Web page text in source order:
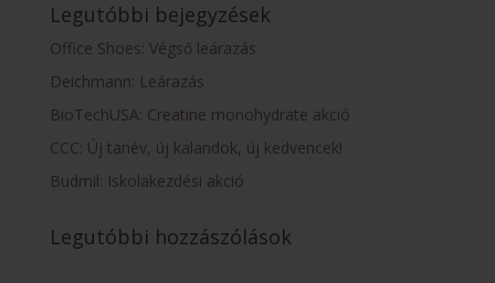
Legutóbbi bejegyzések
Office Shoes: Végső leárazás
Deichmann: Leárazás
BioTechUSA: Creatine monohydrate akció
CCC: Új tanév, új kalandok, új kedvencek!
Budmil: Iskolakezdési akció
Legutóbbi hozzászólások